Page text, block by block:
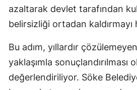
azaltarak devlet tarafından
belirsizliği ortadan kaldırmayı
Bu adım, yıllardır
yaklaşımla sonuçlandırılması
değerlendiriliyor. Söke